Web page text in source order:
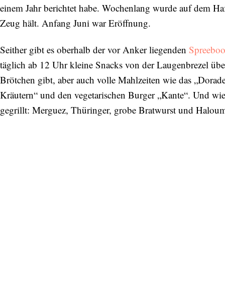
einem Jahr berichtet habe. Wochenlang wurde auf dem
Zeug hält. Anfang Juni war Eröffnung.
Seither gibt es oberhalb der vor Anker liegenden
täglich ab 12 Uhr kleine Snacks von der Laugenbrezel
Brötchen gibt, aber auch volle Mahlzeiten wie das
Kräutern“ und den vegetarischen Burger „Kante“. Und
gegrillt: Merguez, Thüringer, grobe Bratwurst und